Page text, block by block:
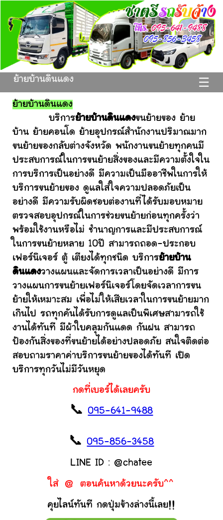
☰
ย้ายบ้านดินแดง
ย้ายบ้านดินแดง
บริการย้ายบ้านดินแดงขนย้ายของ ย้าย
บ้าน ย้ายคอนโด ย้ายอุปกรณ์สำนักงานปริมาณมาก
ขนย้ายของกลับต่างจังหวัด พนักงานขนย้ายทุกคนมี
ประสบการณ์ในการขนย้ายสิ่งของและมีความตั้งใจใน
การบริการเป็นอย่างดี มีความเป็นมืออาชีพในการให้
บริการขนย้ายของ ดูแลใส่ใจความปลอดภัยเป็น
อย่างดี มีความรับผิดชอบต่องานที่ได้รับมอบหมาย
ตรวจสอบอุปกรณ์ในการช่วยขนย้ายก่อนทุกครั้งว่า
พร้อมใช้งานหรือไม่ ชำนาญการและมีประสบการณ์
ในการขนย้ายหลาย 10ปี สามารถถอด-ประกอบ
เฟอร์นิเจอร์ ตู้ เตียงได้ทุกชนิด บริการย้ายบ้าน
ดินแดงวางแผนและจัดการเวลาเป็นอย่างดี มีการ
วางแผนการขนย้ายเฟอร์นิเจอร์โดยจัดเวลาการขน
ย้ายให้เหมาะสม เพื่อไม่ให้เสียเวลาในการขนย้ายมาก
เกินไป รถทุกคันได้รับการดูแลเป็นพิเศษสามารถใช้
งานได้ทันที มีผ้าใบคลุมกันแดด กันฝน สามารถ
ป้องกันสิ่งของที่ขนย้ายได้อย่างปลอดภัย สนใจติดต่อ
สอบถามราคาค่าบริการขนย้ายของได้ทันที เปิด
บริการทุกวันไม่มีวันหยุด
กดที่เบอร์ได้เลยครับ
📞095-641-9488
📞095-856-3458
LINE ID : @chatee
ใส่ @ ตอนค้นหาด้วยนะครับ^^
คุยไลน์ทันที กดปุ่มข้างล่างนี้เลย!!